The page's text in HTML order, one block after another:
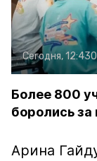
Сегодня, 12:43
Более 800
боролись
Арина